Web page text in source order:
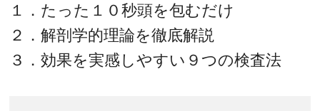
１．たった１０秒頭を包むだけ
２．解剖学的理論を徹底解説
３．効果を実感しやすい９つの検査法